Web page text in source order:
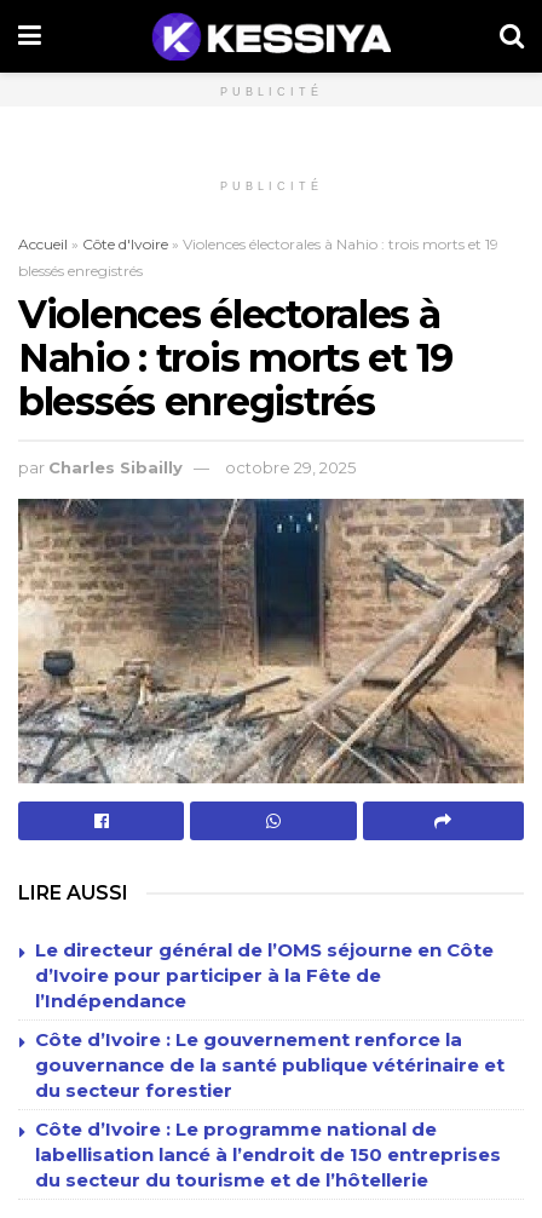
PUBLICITÉ
PUBLICITÉ
Accueil » Côte d'Ivoire » Violences électorales à Nahio : trois morts et 19
blessés enregistrés
Violences électorales à
Nahio : trois morts et 19
blessés enregistrés
par Charles Sibailly octobre 29, 2025
LIRE AUSSI
Le directeur général de l’OMS séjourne en Côte
d’Ivoire pour participer à la Fête de
l’Indépendance
Côte d’Ivoire : Le gouvernement renforce la
gouvernance de la santé publique vétérinaire et
du secteur forestier
Côte d’Ivoire : Le programme national de
labellisation lancé à l’endroit de 150 entreprises
du secteur du tourisme et de l’hôtellerie